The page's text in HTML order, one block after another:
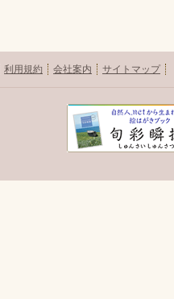
利用規約 会社案内 サイトマップ